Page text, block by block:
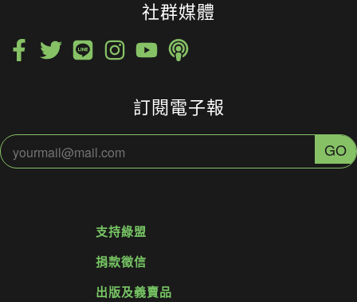
社群媒體
訂閱電子報
支持綠盟
捐款徵信
出版及義賣品